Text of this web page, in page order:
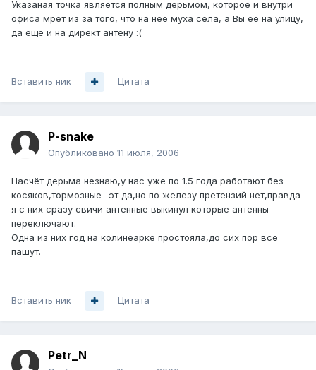
Указаная точка является полным дерьмом, которое и внутри
офиса мрет из за того, что на нее муха села, а Вы ее на улицу,
да еще и на директ антену :(
Вставить ник Цитата
P-snake
Опубликовано 11 июля, 2006
Насчёт дерьма незнаю,у нас уже по 1.5 года работают без
косяков,тормозные -эт да,но по железу претензий нет,правда
я с них сразу свичи антенные выкинул которые антенны
переключают.
Одна из них год на колинеарке простояла,до сих пор все
пашут.
Вставить ник Цитата
Petr_N